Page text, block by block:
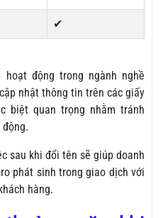
✔
động trong ngành nghề
nhật thông tin trên các giấy
biệt quan trọng nhằm tránh
sau khi đổi tên sẽ giúp doanh
phát sinh trong giao dịch với
hàng.